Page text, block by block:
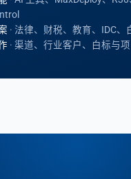
· 法律、财税、教育、IDC、
· 渠道、行业客户、白标与